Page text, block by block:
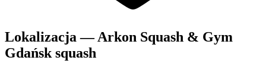
Lokalizacja — Arkon Squash & Gym
Gdańsk squash